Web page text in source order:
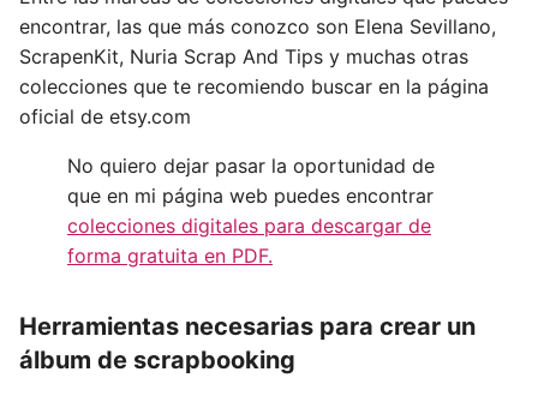
encontrar, las que más conozco son Elena Sevillano,
ScrapenKit, Nuria Scrap And Tips y muchas otras
colecciones que te recomiendo buscar en la página
oficial de etsy.com
No quiero dejar pasar la oportunidad de
que en mi página web puedes encontrar
colecciones digitales para descargar de
forma gratuita en PDF.
Herramientas necesarias para crear un
álbum de scrapbooking